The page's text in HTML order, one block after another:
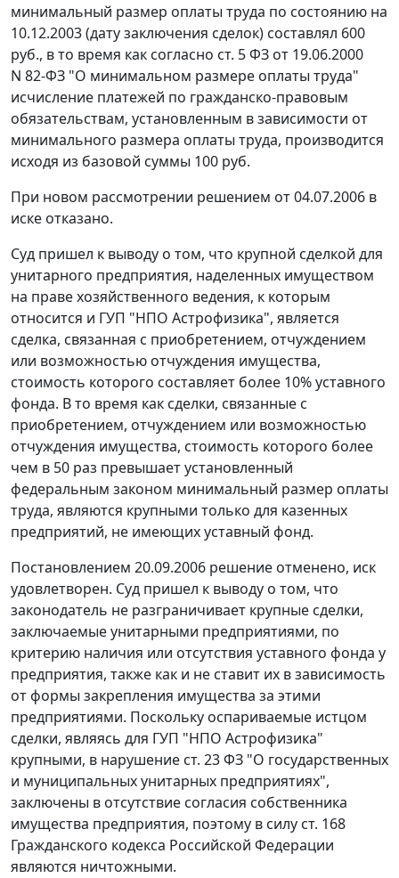
минимальный размер оплаты труда по состоянию на
10.12.2003 (дату заключения сделок) составлял 600
руб., в то время как согласно ст. 5ФЗ от 19.06.2000
N 82-ФЗ "О минимальном размере оплаты труда"
исчисление платежей по гражданско-правовым
обязательствам, установленным в зависимости от
минимального размера оплаты труда, производится
исходя из базовой суммы 100 руб.
При новом рассмотрении решением от 04.07.2006 в
иске отказано.
Суд пришел к выводу о том, что крупной сделкой для
унитарного предприятия, наделенных имуществом
на праве хозяйственного ведения, к которым
относится и ГУП "НПО Астрофизика", является
сделка, связанная с приобретением, отчуждением
или возможностью отчуждения имущества,
стоимость которого составляет более 10% уставного
фонда. В то время как сделки, связанные с
приобретением, отчуждением или возможностью
отчуждения имущества, стоимость которого более
чем в 50 раз превышает установленный
федеральным законом минимальный размер оплаты
труда, являются крупными только для казенных
предприятий, не имеющих уставный фонд.
Постановлением 20.09.2006 решение отменено, иск
удовлетворен. Суд пришел к выводу о том, что
законодатель не разграничивает крупные сделки,
заключаемые унитарными предприятиями, по
критерию наличия или отсутствия уставного фонда у
предприятия, также как и не ставит их в зависимость
от формы закрепления имущества за этими
предприятиями. Поскольку оспариваемые истцом
сделки, являясь для ГУП "НПО Астрофизика"
крупными, в нарушение ст. 23ФЗ "О государственных
и муниципальных унитарных предприятиях",
заключены в отсутствие согласия собственника
имущества предприятия, поэтому в силу ст. 168
Гражданского кодекса Российской Федерации
являются ничтожными.